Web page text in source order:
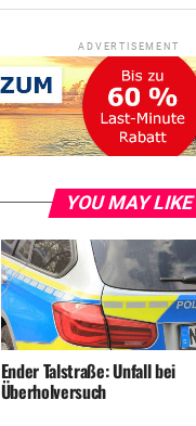
ADVERTISEMENT
YOU MAY LIKE
Ender Talstraße: Unfall bei
Überholversuch